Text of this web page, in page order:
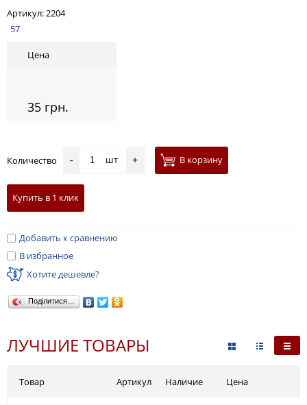
Артикул:2204
57
Цена
35 грн.
Количество - шт + В корзину
Купить в 1 клик
Добавить к сравнению
В избранное
Хотите дешевле?
Поділитися…
ЛУЧШИЕ ТОВАРЫ
Товар Артикул Наличие Цена